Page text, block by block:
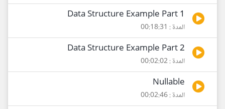
Data Structure Example Part 1
المدة : 00:18:31
Data Structure Example Part 2
المدة : 00:02:02
Nullable
المدة : 00:02:46